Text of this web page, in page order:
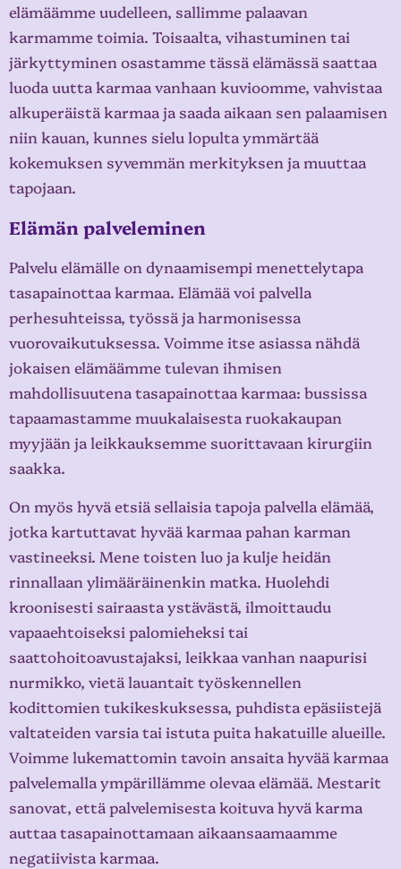
elämäämme uudelleen, sallimme palaavan
karmamme toimia. Toisaalta, vihastuminen tai
järkyttyminen osastamme tässä elämässä saattaa
luoda uutta karmaa vanhaan kuvioomme, vahvistaa
alkuperäistä karmaa ja saada aikaan sen palaamisen
niin kauan, kunnes sielu lopulta ymmärtää
kokemuksen syvemmän merkityksen ja muuttaa
tapojaan.
Elämän palveleminen
Palvelu elämälle on dynaamisempi menettelytapa
tasapainottaa karmaa. Elämää voi palvella
perhesuhteissa, työssä ja harmonisessa
vuorovaikutuksessa. Voimme itse asiassa nähdä
jokaisen elämäämme tulevan ihmisen
mahdollisuutena tasapainottaa karmaa: bussissa
tapaamastamme muukalaisesta ruokakaupan
myyjään ja leikkauksemme suorittavaan kirurgiin
saakka.
On myös hyvä etsiä sellaisia tapoja palvella elämää,
jotka kartuttavat hyvää karmaa pahan karman
vastineeksi. Mene toisten luo ja kulje heidän
rinnallaan ylimääräinenkin matka. Huolehdi
kroonisesti sairaasta ystävästä, ilmoittaudu
vapaaehtoiseksi palomieheksi tai
saattohoitoavustajaksi, leikkaa vanhan naapurisi
nurmikko, vietä lauantait työskennellen
kodittomien tukikeskuksessa, puhdista epäsiistejä
valtateiden varsia tai istuta puita hakatuille alueille.
Voimme lukemattomin tavoin ansaita hyvää karmaa
palvelemalla ympärillämme olevaa elämää. Mestarit
sanovat, että palvelemisesta koituva hyvä karma
auttaa tasapainottamaan aikaansaamaamme
negatiivista karmaa.